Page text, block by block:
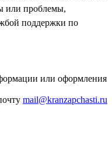
или проблемы,
поддержки по
или оформления
mail@kranzapchasti.ru